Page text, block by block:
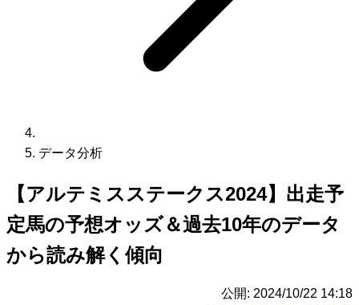
データ分析
【アルテミスステークス2024】出走予
定馬の予想オッズ＆過去10年のデータ
から読み解く傾向
公開: 2024/10/22 14:18